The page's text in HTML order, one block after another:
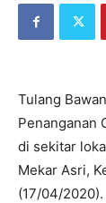
Tulang
Penanganan
di sekitar
Mekar Asri,
(17/04/2020).